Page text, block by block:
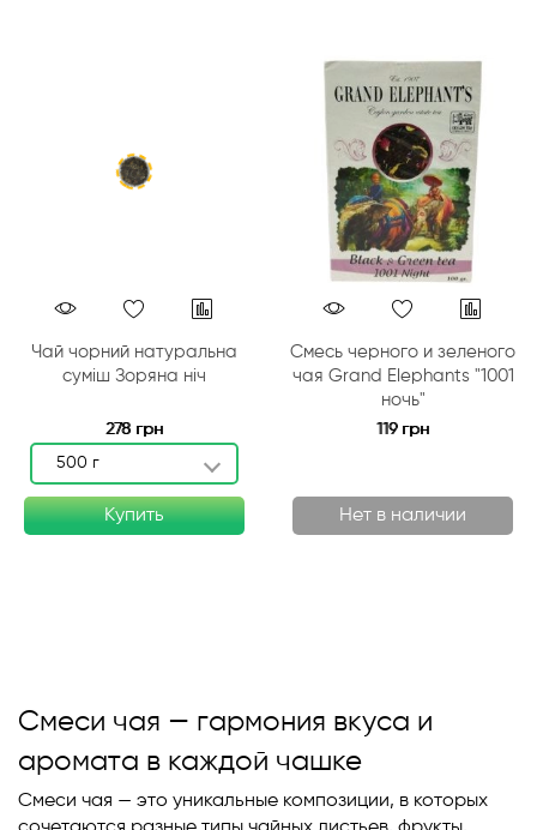
Чай чорний натуральна
суміш Зоряна ніч
278 грн
500 г
Купить
Смесь черного и зеленого
чая Grand Elephants "1001
ночь"
119 грн
Нет в наличии
Смеси чая — гармония вкуса и
аромата в каждой чашке
Смеси чая — это уникальные композиции, в которых